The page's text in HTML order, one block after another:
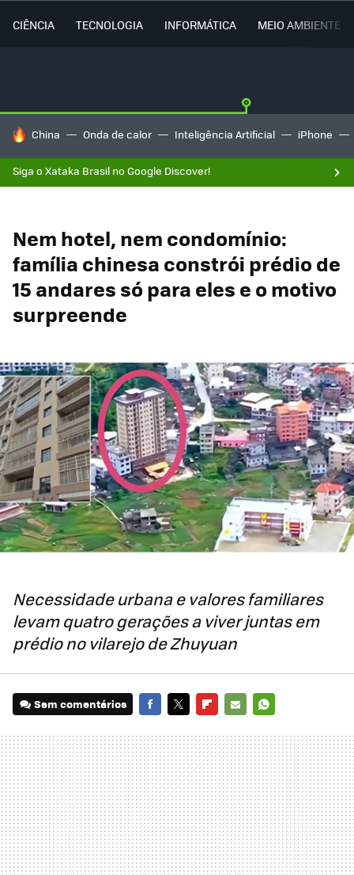
CIÊNCIA TECNOLOGIA INFORMÁTICA MEIO AMBIENTE
TENDÊNCIAS DO DIA
China Onda de calor Inteligência Artificial iPhone
Siga o Xataka Brasil no Google Discover!
Nem hotel, nem condomínio:
família chinesa constrói prédio de
15 andares só para eles e o motivo
surpreende
Necessidade urbana e valores familiares
levam quatro gerações a viver juntas em
prédio no vilarejo de Zhuyuan
Sem comentários
MAIL